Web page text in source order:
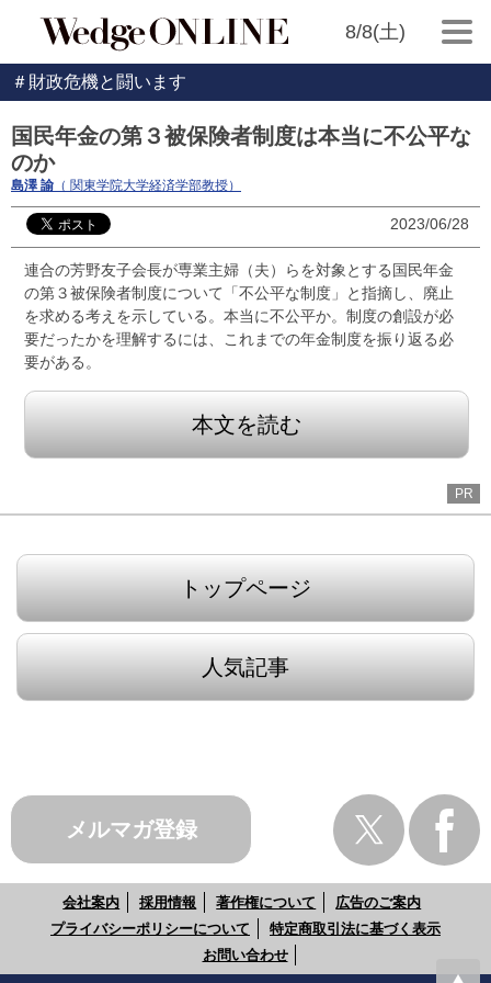
8/8(土)
＃財政危機と闘います
国民年金の第３被保険者制度は本当に不公平な
のか
島澤 諭 （ 関東学院大学経済学部教授）
2023/06/28
連合の芳野友子会長が専業主婦（夫）らを対象とする国民年金
の第３被保険者制度について「不公平な制度」と指摘し、廃止
を求める考えを示している。本当に不公平か。制度の創設が必
要だったかを理解するには、これまでの年金制度を振り返る必
要がある。
本文を読む
PR
トップページ
人気記事
メルマガ登録
会社案内 採用情報 著作権について
広告のご案内
プライバシーポリシーについて
特定商取引法に基づく表示
お問い合わせ